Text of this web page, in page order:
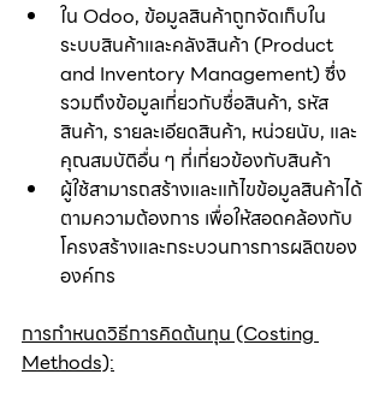
ใน Odoo, ข้อมูลสินค้าถูกจัดเก็บใน
ระบบสินค้าและคลังสินค้า (Product
and Inventory Management) ซึ่ง
รวมถึงข้อมูลเกี่ยวกับชื่อสินค้า, รหัส
สินค้า, รายละเอียดสินค้า, หน่วยนับ, และ
คุณสมบัติอื่น ๆ ที่เกี่ยวข้องกับสินค้า
ผู้ใช้สามารถสร้างและแก้ไขข้อมูลสินค้าได้
ตามความต้องการ เพื่อให้สอดคล้องกับ
โครงสร้างและกระบวนการการผลิตของ
องค์กร
การกำหนดวิธีการคิดต้นทุน (Costing
Methods):